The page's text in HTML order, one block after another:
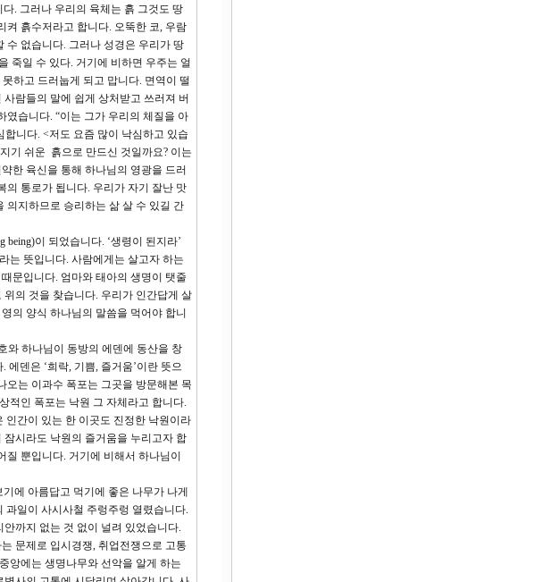
. 그러나 우리의 육체는 흙 그것도 땅
켜 흙수저라고 합니다. 오뚝한 코, 우람
수 없습니다. 그러나 성경은 우리가 땅
죽일 수 있다. 거기에 비하면 우주는 얼
하고 드러눕게 되고 맙니다. 면역이 떨
람들의 말에 쉽게 상처받고 쓰러져 버
였습니다. “이는 그가 우리의 체질을 아
니다. <저도 요즘 많이 낙심하고 있습
기 쉬운 흙으로 만드신 것일까요? 이는
한 육신을 통해 하나님의 영광을 드러
의 통로가 됩니다. 우리가 자기 잘난 맛
의지하므로 승리하는 삶 살 수 있길 간
이 되었습니다. ‘생령이 된지라’
는 뜻입니다. 사람에게는 살고자 하는
문입니다. 엄마와 태아의 생명이 탯줄
의 것을 찾습니다. 우리가 인간답게 살
의 양식 하나님의 말씀을 먹어야 합니
와 하나님이 동방의 에덴에 동산을 창
덴은 ‘희락, 기쁨, 즐거움’이란 뜻으
오는 이과수 폭포는 그곳을 방문해본 목
적인 폭포는 낙원 그 자체라고 합니다.
인간이 있는 한 이곳도 진정한 낙원이라
시라도 낙원의 즐거움을 누리고자 합
뿐입니다. 거기에 비해서 하나님이
에 아름답고 먹기에 좋은 나무가 나게
과일이 사시사철 주렁주렁 열렸습니다.
까지 없는 것 없이 널려 있었습니다.
문제로 입시경쟁, 취업전쟁으로 고통
앙에는 생명나무와 선악을 알게 하는